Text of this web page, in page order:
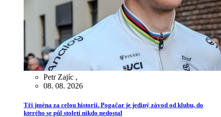
Petr Zajíc ,
08. 08. 2026
Tři jména za celou historii. Pogačar je jediný závod od klubu, do
kterého se půl století nikdo nedostal